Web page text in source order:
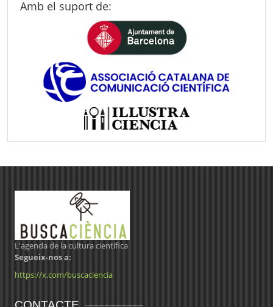
Amb el suport de:
L'agenda de la cultura científica
Segueix-nos a:
https://x.com/buscaciencia